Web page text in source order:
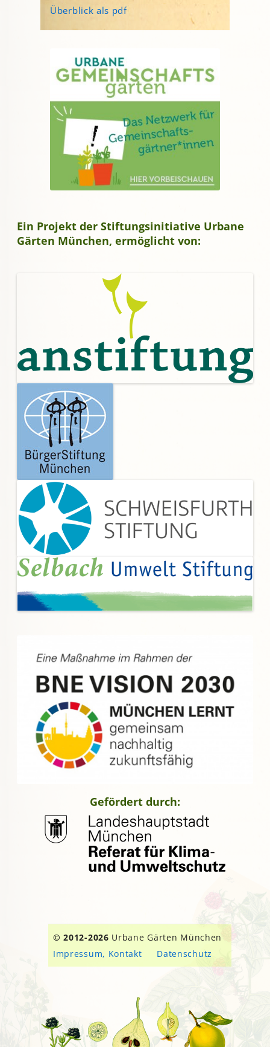
Überblick als pdf
Ein Projekt der Stiftungsinitiative Urbane
Gärten München, ermöglicht von:
Gefördert durch:
© 2012-2026 Urbane Gärten München
Impressum, Kontakt
Datenschutz